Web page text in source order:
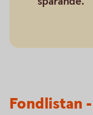
Fondlistan